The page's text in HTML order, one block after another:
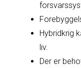
Hybridkrig
liv.
Der er